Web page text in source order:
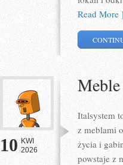
Read More ]
10 KWI
2026
Italsystem
z meblami
życia i
powstaje z